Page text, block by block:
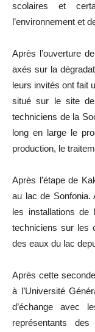
scolaires et
l’environnement et
Après l’ouverture
axés sur la
leurs invités ont fait
situé sur le site
techniciens de la
long en large le
production, le
Après l’étape de
au lac de
les installations
techniciens sur les
des eaux du lac
Après cette
à l’Université
d’échange avec
représentants